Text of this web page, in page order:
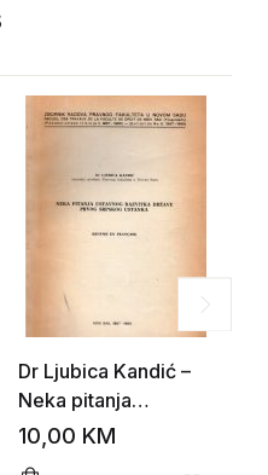
Dr Ljubica Kandić –
Neka pitanja
ustavnog razvitka
10,00 KM